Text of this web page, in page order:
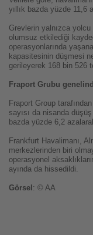
yıllık bazda yüzde 11,6
Grevlerin yalnızca yolcu
olumsuz etkilediği
operasyonlarında
kapasitesinin düşmesi
gerileyerek 168 bin 526
Fraport Grubu
Fraport Group
sayısı da nisanda
bazda yüzde 6,2
Frankfurt Havalimanı,
merkezlerinden biri
operasyonel
ayında da hissedildi.
Görsel : © AA